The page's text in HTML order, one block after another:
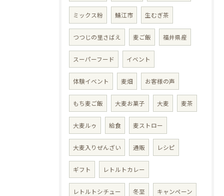
ミックス粉 鯖江市 生むぎ茶
つつじの里さばえ 麦ご飯 福井県産
スーパーフード イベント
体験イベント 麦畑 お客様の声
もち麦ご飯 大麦お菓子 大麦 麦茶
大麦ルゥ 給食 麦ストロー
大麦入りぜんざい 通販 レシピ
ギフト レトルトカレー
レトルトシチュー 冬至 キャンペーン